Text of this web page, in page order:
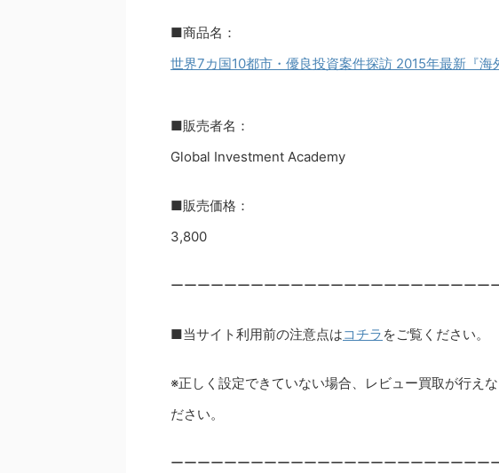
■商品名：
世界7カ国10都市・優良投資案件探訪 2015年最新『海
■販売者名：
Global Investment Academy
■販売価格：
3,800
ーーーーーーーーーーーーーーーーーーーーーーーー
■当サイト利用前の注意点はコチラ をご覧ください。
※正しく設定できていない場合、レビュー買取が行え
ださい。
ーーーーーーーーーーーーーーーーーーーーーーーー